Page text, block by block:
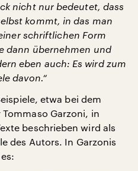
nicht nur bedeutet, dass
kommt, in das man
schriftlichen Form
dann übernehmen und
eben auch: Es wird zum
davon.“
etwa bei dem
Garzoni, in
beschrieben wird als
des Autors. In Garzonis